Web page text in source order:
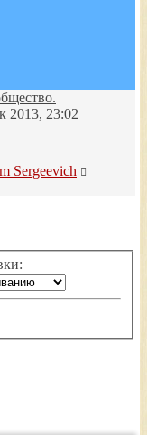
2013, 23:02
Sergeevich